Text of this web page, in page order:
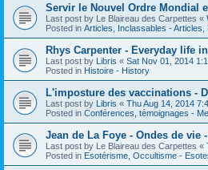
Servir le Nouvel Ordre Mondial
Last post by Le Blaireau des Carpettes «
Posted in Articles, Inclassables - Articles,
Rhys Carpenter - Everyday life
Last post by Libris « Sat Nov 01, 2014
Posted in Histoire - History
L'imposture des vaccinations -
Last post by Libris « Thu Aug 14, 2014
Posted in Conférences, témoignages -
Jean de La Foye - Ondes de vie
Last post by Le Blaireau des Carpettes «
Posted in Esotérisme, Occultisme -